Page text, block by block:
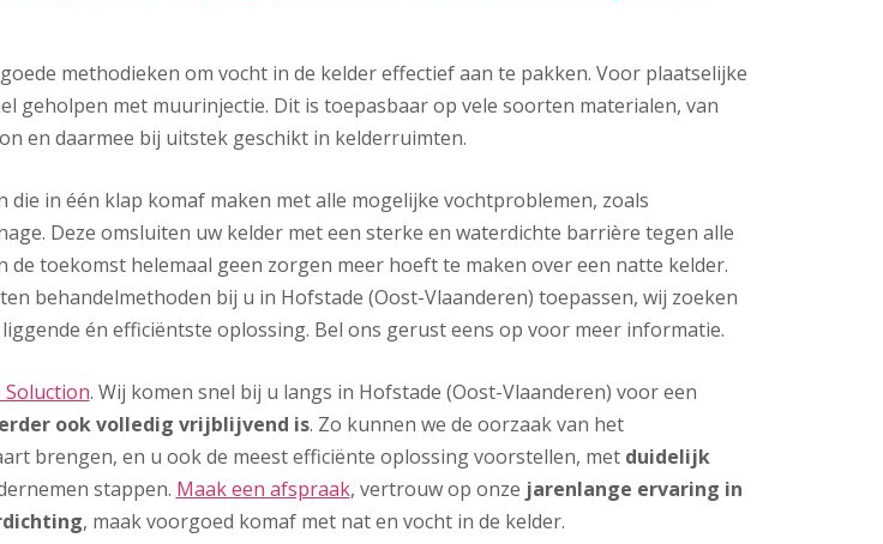
methodieken om vocht in de kelder effectief aan te pakken. Voor plaatselijke
geholpen met muurinjectie. Dit is toepasbaar op vele soorten materialen, van
en daarmee bij uitstek geschikt in kelderruimten.
in één klap komaf maken met alle mogelijke vochtproblemen, zoals
Deze omsluiten uw kelder met een sterke en waterdichte barrière tegen alle
de toekomst helemaal geen zorgen meer hoeft te maken over een natte kelder.
behandelmethoden bij u in Hofstade (Oost-Vlaanderen) toepassen, wij zoeken
én efficiëntste oplossing. Bel ons gerust eens op voor meer informatie.
Soluction. Wij komen snel bij u langs in Hofstade (Oost-Vlaanderen) voor een
ook volledig vrijblijvend is. Zo kunnen we de oorzaak van het
brengen, en u ook de meest efficiënte oplossing voorstellen, met duidelijk
stappen. Maak een afspraak, vertrouw op onze jarenlange ervaring in
, maak voorgoed komaf met nat en vocht in de kelder.